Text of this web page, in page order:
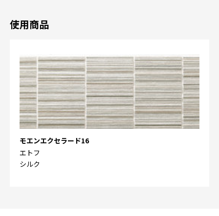
使用商品
モエンエクセラード16
エトフ
シルク